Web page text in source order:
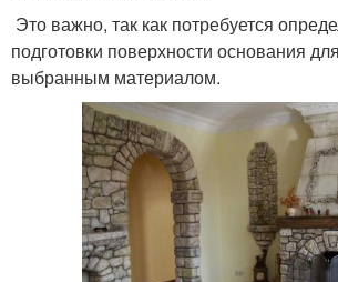
Это важно, так как потребуется
подготовки поверхности основания
выбранным материалом.